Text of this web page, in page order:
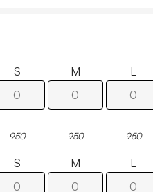
S
950
M
950
L
950
S M L